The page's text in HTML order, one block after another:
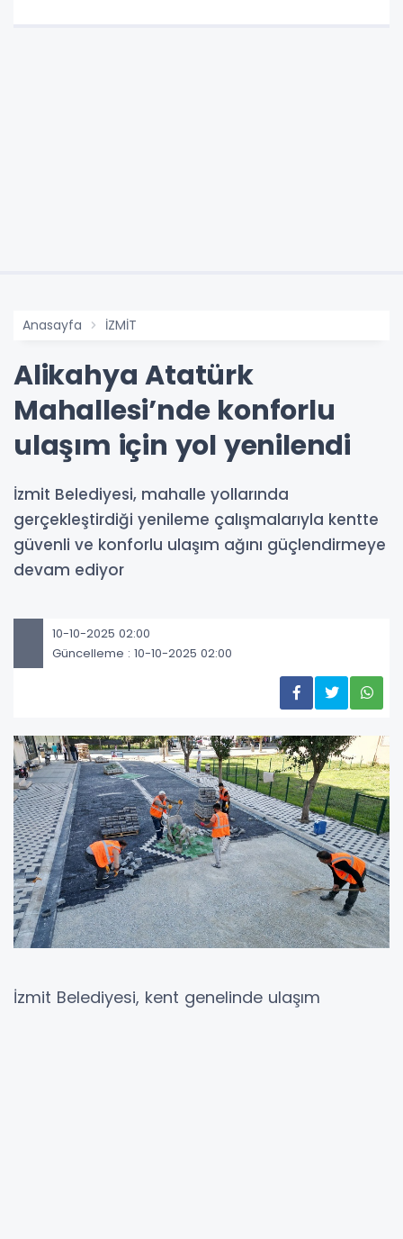
Anasayfa İZMİT
Alikahya Atatürk
Mahallesi’nde konforlu
ulaşım için yol yenilendi
İzmit Belediyesi, mahalle yollarında
gerçekleştirdiği yenileme çalışmalarıyla kentte
güvenli ve konforlu ulaşım ağını güçlendirmeye
devam ediyor
10-10-2025 02:00
Güncelleme : 10-10-2025 02:00
İzmit Belediyesi, kent genelinde ulaşım